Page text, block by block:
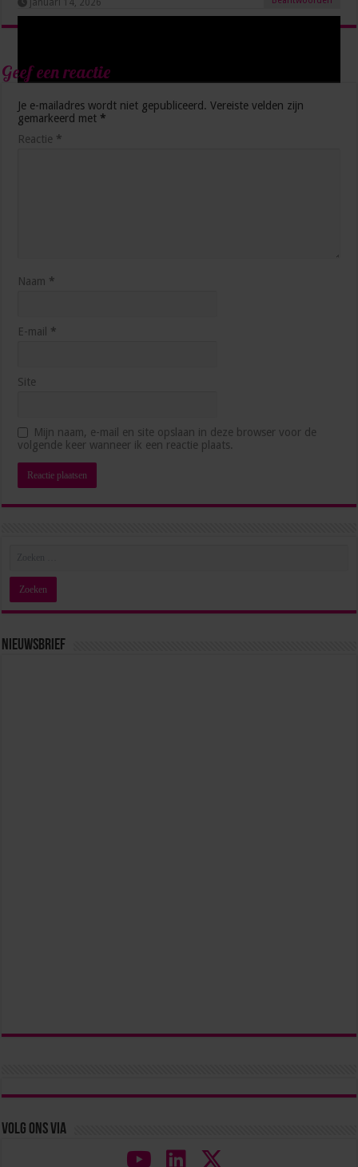
Geef een reactie
Je e-mailadres wordt niet gepubliceerd. Vereiste velden zijn
gemarkeerd met *
Reactie *
Naam *
E-mail *
Site
Mijn naam, e-mail en site opslaan in deze browser voor de
volgende keer wanneer ik een reactie plaats.
Nieuwsbrief
Volg ons via